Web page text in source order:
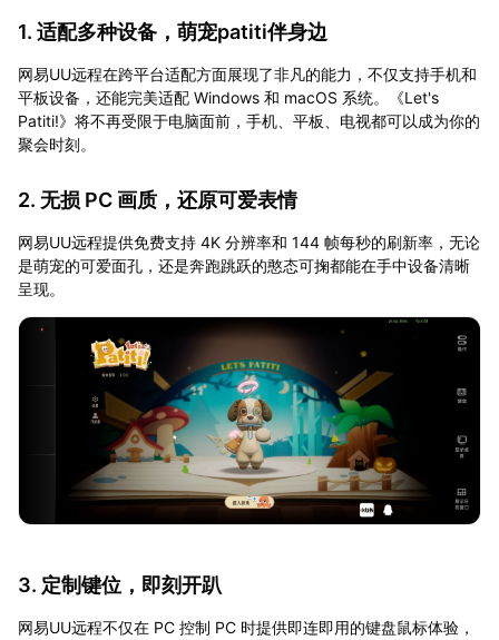
1. 适配多种设备，萌宠patiti伴身边
网易UU远程在跨平台适配方面展现了非凡的能力，不仅支持手机和
平板设备，还能完美适配 Windows 和 macOS 系统。《Let's
Patiti!》将不再受限于电脑面前，手机、平板、电视都可以成为你的
聚会时刻。
2. 无损 PC 画质，还原可爱表情
网易UU远程提供免费支持 4K 分辨率和 144 帧每秒的刷新率，无论
是萌宠的可爱面孔，还是奔跑跳跃的憨态可掬都能在手中设备清晰
呈现。
3. 定制键位，即刻开趴
网易UU远程不仅在 PC 控制 PC 时提供即连即用的键盘鼠标体验，